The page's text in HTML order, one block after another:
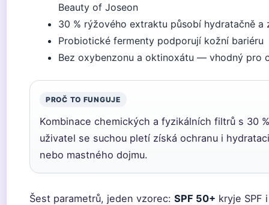
Beauty of Joseon
30 % rýžového extraktu působí hydratačně
Probiotické fermenty podporují kožní bariéru
Bez oxybenzonu a oktinoxátu — vhodný pro
PROČ TO FUNGUJE
Kombinace chemických a fyzikálních filtrů s 30
uživatel se suchou pletí získá ochranu i
nebo mastného dojmu.
Šest parametrů, jeden vzorec: SPF 50+ kryje SPF